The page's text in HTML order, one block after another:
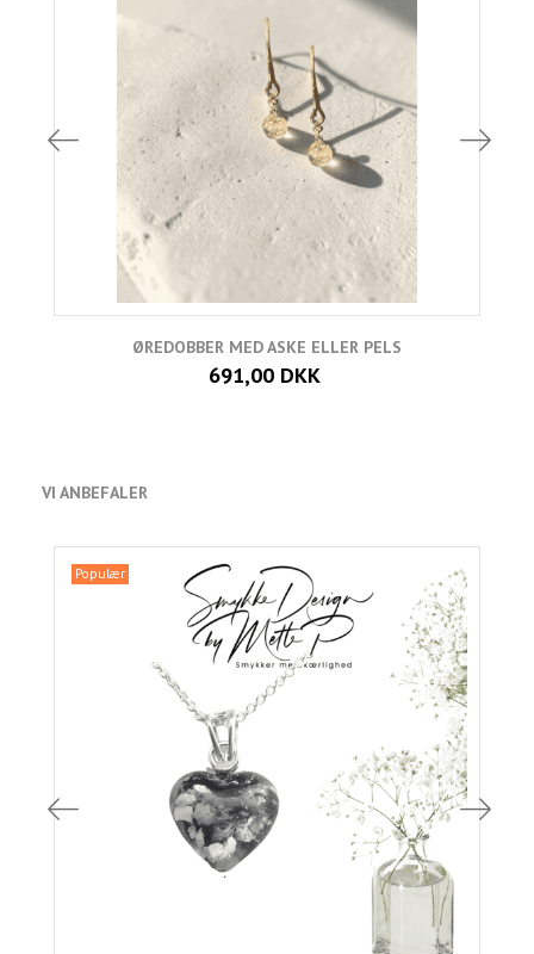
ØREDOBBER MED ASKE ELLER PELS
691,00 DKK
VI ANBEFALER
Populær